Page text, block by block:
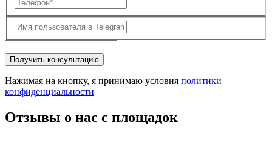
Получить консультацию
Нажимая на кнопку, я принимаю условия политики
конфиденциальности
Отзывы о нас с площадок